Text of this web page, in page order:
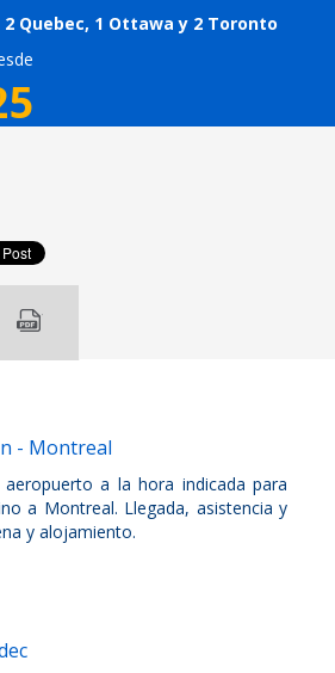
Quebec, 1 Ottawa y 2 Toronto
- Montreal
a la hora indicada para
a Montreal. Llegada, asistencia y
y alojamiento.